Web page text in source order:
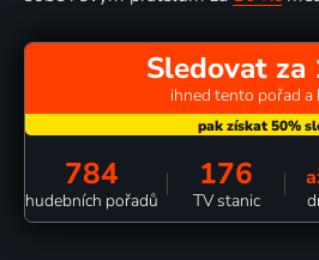
Sledovat za
ihned tento pořad a
784
hudebních pořadů
176
TV stanic